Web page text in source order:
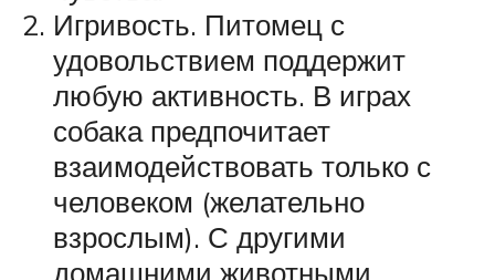
Игривость. Питомец с
удовольствием поддержит
любую активность. В играх
собака предпочитает
взаимодействовать только с
человеком (желательно
взрослым). С другими
домашними животными